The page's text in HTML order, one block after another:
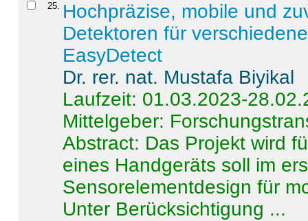
25. Hochpräzise, mobile und
Detektoren für
EasyDetect
Dr. rer. nat. Mustafa Biyikal
Laufzeit: 01.03.2023-
Mittelgeber:
Abstract: Das Projekt wird
eines Handgeräts soll im
Sensorelementdesign für
Unter Berücksichtigung ...